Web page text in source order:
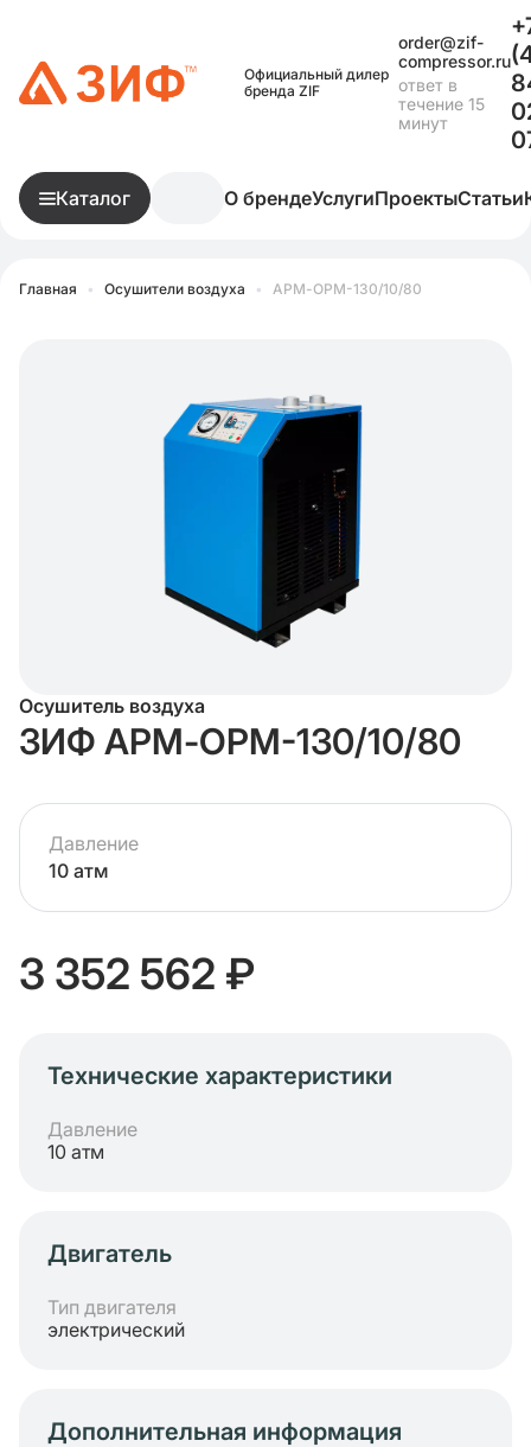
Официальный дилер
бренда ZIF
order@zif-
compressor.ru
ответ в
течение 15
минут
Каталог О брендеУслугиПроектыСтатьи
Главная • Осушители воздуха • АРМ-ОРМ-130/10/80
Осушитель воздуха
ЗИФ АРМ-ОРМ-130/10/80
Давление
10 атм
3 352 562 ₽
Технические характеристики
Давление
10 атм
Двигатель
Тип двигателя
электрический
Дополнительная информация